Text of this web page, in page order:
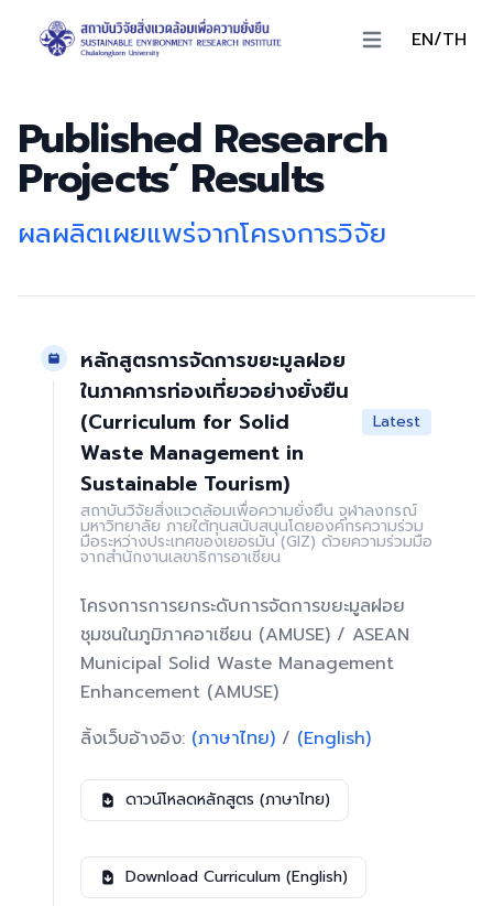
Open main menu
EN/TH
Published Research
Projects’ Results
ผลผลิตเผยแพร่จากโครงการวิจัย
หลักสูตรการจัดการขยะมูลฝอย
ในภาคการท่องเที่ยวอย่างยั่งยืน
(Curriculum for Solid
Waste Management in
Sustainable Tourism)
Latest
สถาบันวิจัยสิ่งแวดล้อมเพื่อความยั่งยืน จุฬาลงกรณ์
มหาวิทยาลัย ภายใต้ทุนสนับสนุนโดยองค์กรความร่วม
มือระหว่างประเทศของเยอรมัน (GIZ) ด้วยความร่วมมือ
จากสำนักงานเลขาธิการอาเซียน
โครงการการยกระดับการจัดการขยะมูลฝอย
ชุมชนในภูมิภาคอาเซียน (AMUSE) / ASEAN
Municipal Solid Waste Management
Enhancement (AMUSE)
ลิ้งเว็บอ้างอิง: (ภาษาไทย) / (English)
ดาวน์โหลดหลักสูตร (ภาษาไทย)
Download Curriculum (English)